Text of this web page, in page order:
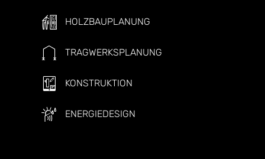
HOLZBAUPLANUNG
TRAGWERKSPLANUNG
KONSTRUKTION
ENERGIEDESIGN